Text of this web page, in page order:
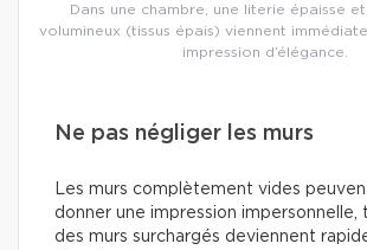
Dans une chambre, une literie épaisse
volumineux (tissus épais) viennent
impression d’élégance.
Ne pas négliger les murs
Les murs complètement vides
donner une impression impersonnelle,
des murs surchargés deviennent